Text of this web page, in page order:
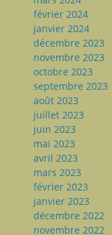
février 2024
janvier 2024
décembre 2023
novembre 2023
octobre 2023
septembre 2023
août 2023
juillet 2023
juin 2023
mai 2023
avril 2023
mars 2023
février 2023
janvier 2023
décembre 2022
novembre 2022